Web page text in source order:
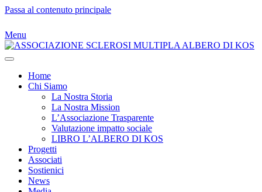
Passa al contenuto principale
Menu
Home
Chi Siamo
La Nostra Storia
La Nostra Mission
L’Associazione Trasparente
Valutazione impatto sociale
LIBRO L’ALBERO DI KOS
Progetti
Associati
Sostienici
News